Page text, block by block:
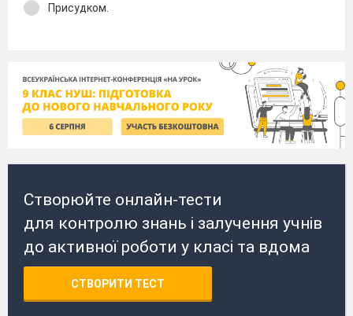
Присудком.
Створюйте онлайн-тести
для контролю знань і залучення учнів
до активної роботи у класі та вдома
СТВОРИТИ ТЕСТ